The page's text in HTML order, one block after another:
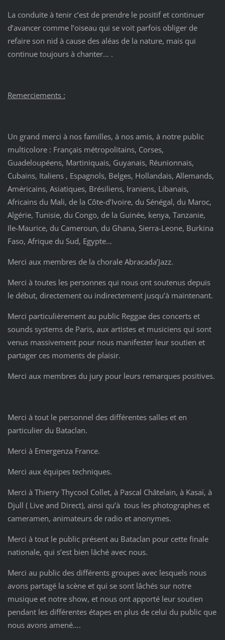
La conduite à tenir c’est de prendre le positif et continuer
d’avancer comme l’oiseau qui se voit parfois obliger de
refaire son nid à cause des aléas de la nature, mais qui
continue toujours à chanter… .
Remerciements :
Un grand merci à nos familles, à nos amis, à notre public
multicolore : Français métropolitains, Corses,
Guadeloupéens, Martiniquais, Guyanais, Réunionnais,
Cubains, Italiens , Espagnols, Belges, Hollandais, Allemands,
Américains, Asiatiques, Brésiliens, Iraniens, Libanais,
Africains du Mali, de la Côte-d’Ivoire, du Sénégal, du Maroc,
Algérie, Tunisie, du Congo, de la Guinée, kenya, Tanzanie,
Ile-Maurice, du Cameroun, du Ghana, Sierra-Leone, Burkina
Faso, Afrique du Sud, Egypte…
Merci aux membres de la chorale Abracada’Jazz.
Merci à toutes les personnes qui nous ont soutenus depuis
le début, directement ou indirectement jusqu’à maintenant.
Merci particulièrement au public Reggae des concerts et
sounds systems de Paris, aux artistes et musiciens qui sont
venus massivement pour nous manifester leur soutien et
partager ces moments de plaisir.
Merci aux membres du jury pour leurs remarques positives.
Merci à tout le personnel des différentes salles et en
particulier du Bataclan.
Merci à Emergenza France.
Merci aux équipes techniques.
Merci à Thierry Thycool Collet, à Pascal Châtelain, à Kasaï, à
Djull ( Live and Direct), ainsi qu’à tous les photographes et
cameramen, animateurs de radio et anonymes.
Merci à tout le public présent au Bataclan pour cette finale
nationale, qui s’est bien lâché avec nous.
Merci au public des différents groupes avec lesquels nous
avons partagé la scène et qui se sont lâchés sur notre
musique et notre show, et nous ont apporté leur soutien
pendant les différentes étapes en plus de celui du public que
nous avons amené….